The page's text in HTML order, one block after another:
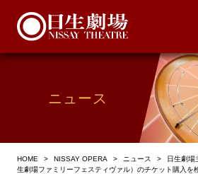
ニュース
HOME > NISSAY OPERA > ニュース >
日生劇場
生劇場ファミリーフェスティヴァル）のチケット購入を